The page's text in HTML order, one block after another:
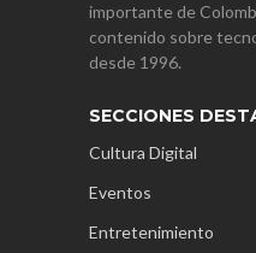
importante de
contenido sobre
desde 1996.
SECCIONES
Cultura Digital
Eventos
Entretenimiento